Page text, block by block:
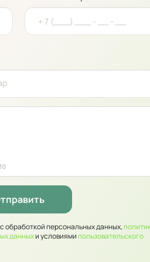
с обработкой персональных данных,
данныхи условиямипользовательского